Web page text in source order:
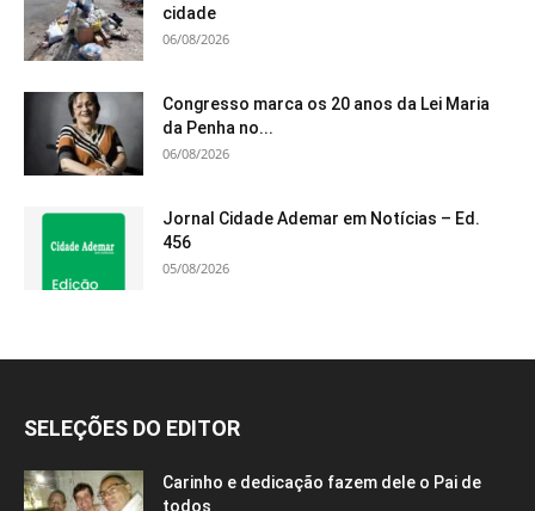
cidade
06/08/2026
Congresso marca os 20 anos da Lei Maria
da Penha no...
06/08/2026
Jornal Cidade Ademar em Notícias – Ed.
456
05/08/2026
SELEÇÕES DO EDITOR
Carinho e dedicação fazem dele o Pai de
todos